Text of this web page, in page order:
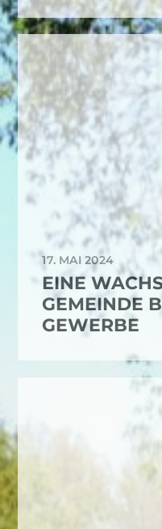
17. MAI 2024
EINE
GEMEINDE
GEWERBE